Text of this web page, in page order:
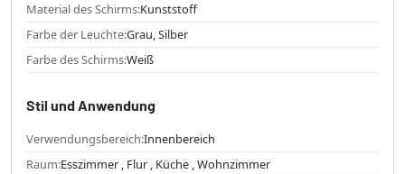
Material des Schirms:Kunststoff
Farbe der Leuchte:Grau, Silber
Farbe des Schirms:Weiß
Stil und Anwendung
Verwendungsbereich:Innenbereich
Raum:Esszimmer , Flur , Küche , Wohnzimmer